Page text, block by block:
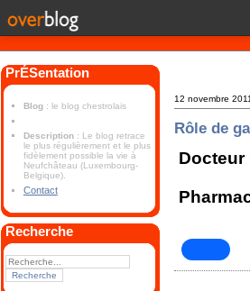
PrÉSentation
Blog : le blog chestrolais
Description : Le blog retrace
le plus régulièrement et le plus
fidèlement possible la vie à
Neufchâteau (Luxembourg-
Belgique).
Contact
Recherche
12 novembre 2011
Rôle de
Docteur